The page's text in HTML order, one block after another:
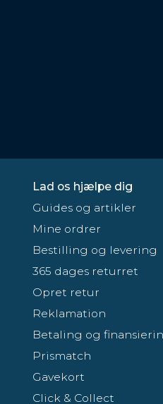
Lad os hjælpe dig
Guides og artikler
Mine ordrer
Bestilling og levering
365 dages returret
Opret retur
Reklamation
Betaling og
Prismatch
Gavekort
Click & Collect